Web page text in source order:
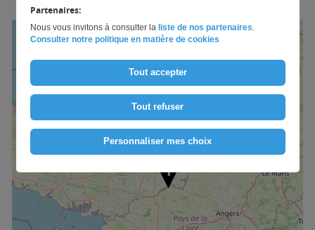
1
+
−
Partenaires:
Nous vous invitons à consulter la liste de nos partenaires.
Consulter notre politique en matière de cookies
Tout accepter
Tout refuser
Personnaliser mes choix